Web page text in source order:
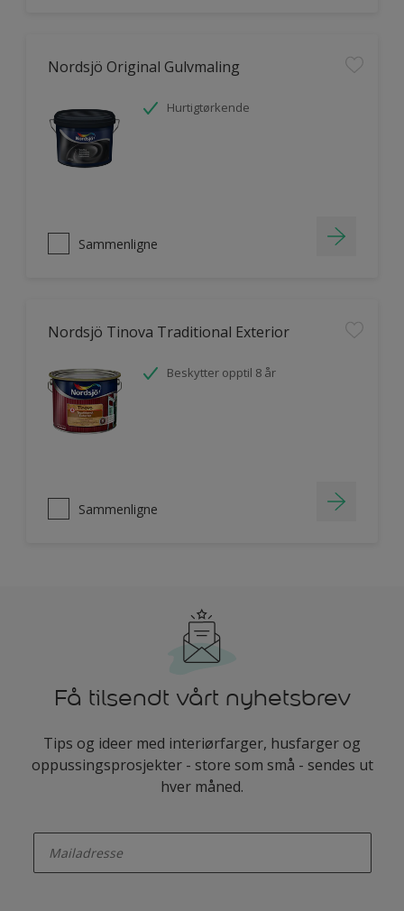
Nordsjö Original Gulvmaling
Hurtigtørkende
Sammenligne
Nordsjö Tinova Traditional Exterior
Beskytter opptil 8 år
Sammenligne
Få tilsendt vårt nyhetsbrev
Tips og ideer med interiørfarger, husfarger og
oppussingsprosjekter - store som små - sendes ut
hver måned.